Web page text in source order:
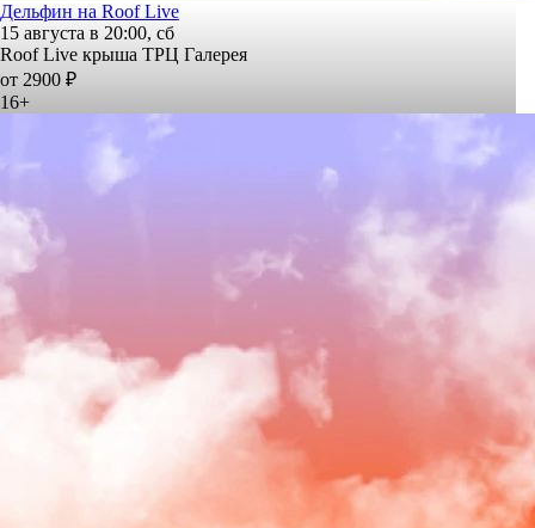
Дельфин на Roof Live
15 августа в 20:00, сб
Roof Live крыша ТРЦ Галерея
от 2900 ₽
16+